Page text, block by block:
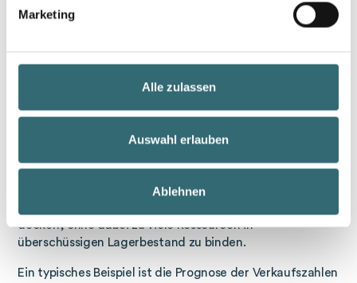
Marketing
Alle zulassen
Auswahl erlauben
Ablehnen
Absatzprognose eine bedarfsgerechte Bestellung
gewährleistet und so die Bestellplanung verbessert. Dies
Absatzprognose im Handel: Lagerbestände
optimal planen
Im Handel ist die Absatzprognose von entscheidender
Über- oder Unterbestände zu vermeiden. Durch
genaue Prognosen können Händler sicherstellen, dass sie
decken, ohne dabei zu viele Ressourcen in
überschüssigen Lagerbestand zu binden.
Ein typisches Beispiel ist die Prognose der Verkaufszahlen